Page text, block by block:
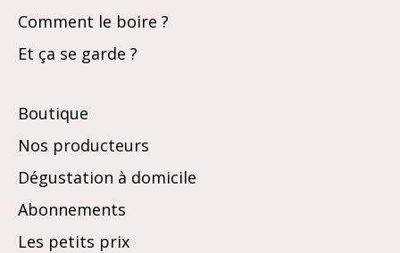
Comment le boire ?
Et ça se garde ?
Boutique
Nos producteurs
Dégustation à domicile
Abonnements
Les petits prix